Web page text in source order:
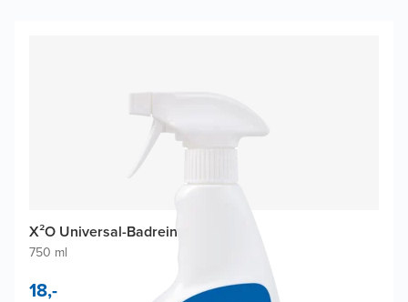
X²O Universal-Badreiniger
750 ml
18,-